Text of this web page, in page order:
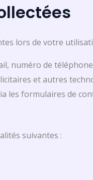
lors de votre
numéro de
et autres
les formulaires de
suivantes :